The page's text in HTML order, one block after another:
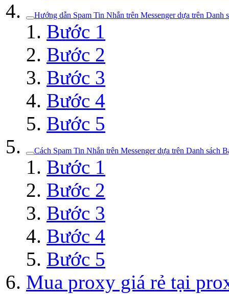
Hướng dẫn Spam Tin Nhắn trên Messenger dựa trên Danh
Bước 1
Bước 2
Bước 3
Bước 4
Bước 5
Cách Spam Tin Nhắn trên Messenger dựa trên Danh sách
Bước 1
Bước 2
Bước 3
Bước 4
Bước 5
Mua proxy giá rẻ tại